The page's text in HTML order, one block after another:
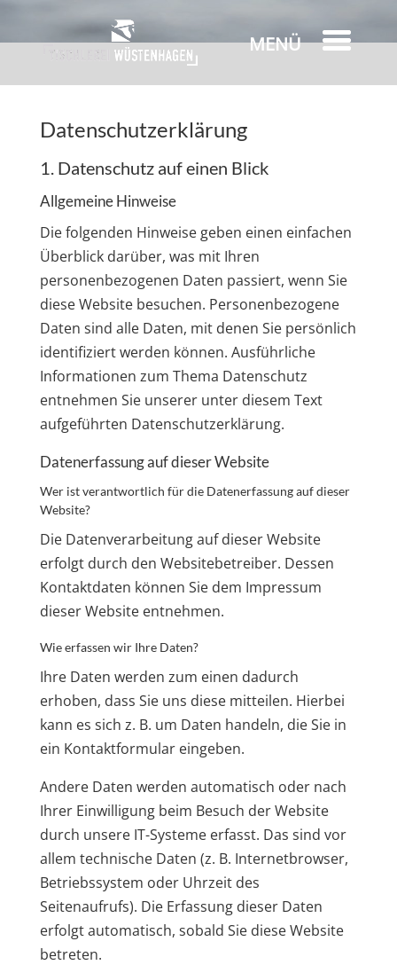
Datenschutzerklärung
1. Datenschutz auf einen Blick
Allgemeine Hinweise
Die folgenden Hinweise geben einen einfachen
Überblick darüber, was mit Ihren
personenbezogenen Daten passiert, wenn Sie
diese Website besuchen. Personenbezogene
Daten sind alle Daten, mit denen Sie persönlich
identifiziert werden können. Ausführliche
Informationen zum Thema Datenschutz
entnehmen Sie unserer unter diesem Text
aufgeführten Datenschutzerklärung.
Datenerfassung auf dieser Website
Wer ist verantwortlich für die Datenerfassung auf dieser
Website?
Die Datenverarbeitung auf dieser Website
erfolgt durch den Websitebetreiber. Dessen
Kontaktdaten können Sie dem Impressum
dieser Website entnehmen.
Wie erfassen wir Ihre Daten?
Ihre Daten werden zum einen dadurch
erhoben, dass Sie uns diese mitteilen. Hierbei
kann es sich z. B. um Daten handeln, die Sie in
ein Kontaktformular eingeben.
Andere Daten werden automatisch oder nach
Ihrer Einwilligung beim Besuch der Website
durch unsere IT-Systeme erfasst. Das sind vor
allem technische Daten (z. B. Internetbrowser,
Betriebssystem oder Uhrzeit des
Seitenaufrufs). Die Erfassung dieser Daten
erfolgt automatisch, sobald Sie diese Website
betreten.